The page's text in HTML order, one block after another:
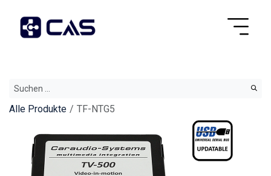
Alle Produkte TF-NTG5